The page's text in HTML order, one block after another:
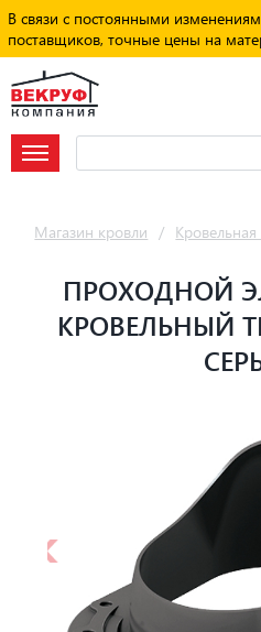
В связи с постоянными
поставщиков, точные цены на
Магазин кровли /
ПРОХОДНОЙ
КРОВЕЛЬНЫЙ